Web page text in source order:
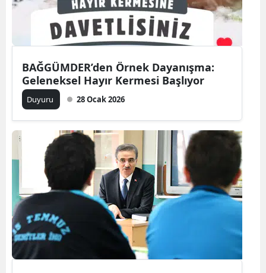
Samsun
Siirt
Sinop
Tekirdağ
Tokat
Trabzon
Tunceli
Şanlıurfa
Uşak
Van
BAĞGÜMDER’den Örnek Dayanışma:
Geleneksel Hayır Kermesi Başlıyor
Duyuru 28 Ocak 2026